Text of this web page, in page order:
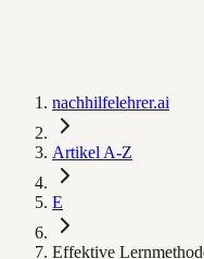
nachhilfelehrer.ai
Artikel A-Z
E
Effektive